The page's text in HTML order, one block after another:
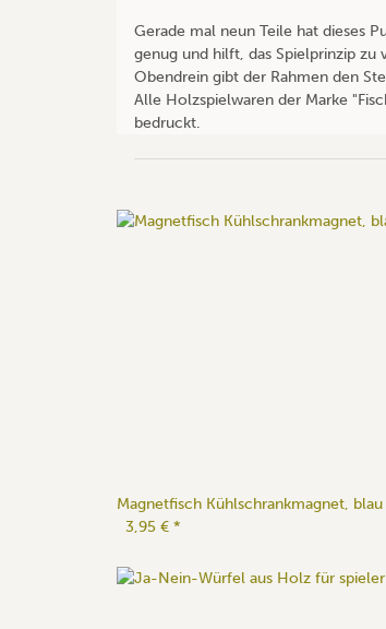
Gerade mal neun Teile hat dieses
genug und hilft, das Spielprinzip
Obendrein gibt der Rahmen den
Alle Holzspielwaren der Marke
bedruckt.
Magnetfisch Kühlschrankmagnet, blau
3,95 € *